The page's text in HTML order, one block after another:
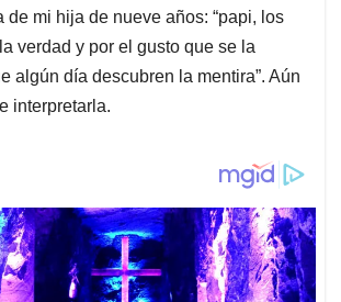
de mi hija de nueve años: “papi, los
verdad y por el gusto que se la
algún día descubren la mentira”. Aún
interpretarla.